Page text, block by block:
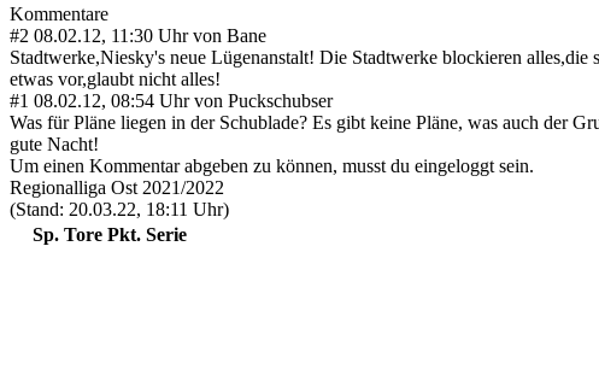
Kommentare
#2 08.02.12, 11:30 Uhr von Bane
Stadtwerke,Niesky's neue Lügenanstalt! Die Stadtwerke blockieren
etwas vor,glaubt nicht alles!
#1 08.02.12, 08:54 Uhr von Puckschubser
Was für Pläne liegen in der Schublade? Es gibt keine Pläne, was auch der
gute Nacht!
Um einen Kommentar abgeben zu können, musst du eingeloggt sein.
Regionalliga Ost 2021/2022
(Stand: 20.03.22, 18:11 Uhr)
Sp. Tore Pkt. Serie